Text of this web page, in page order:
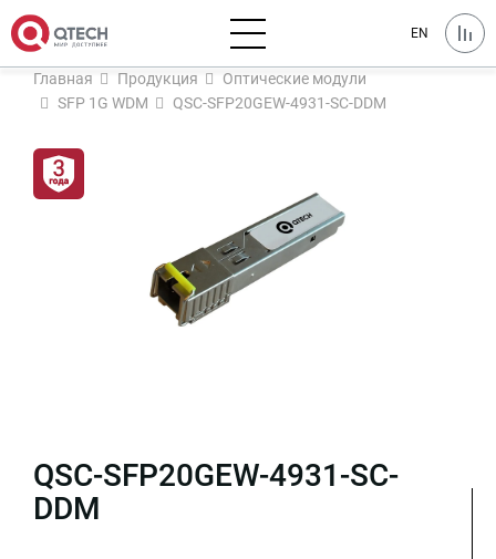
EN
Главная Продукция
Оптические модули
SFP 1G WDM
QSC-SFP20GEW-4931-SC-DDM
QSC-SFP20GEW-4931-SC-
DDM